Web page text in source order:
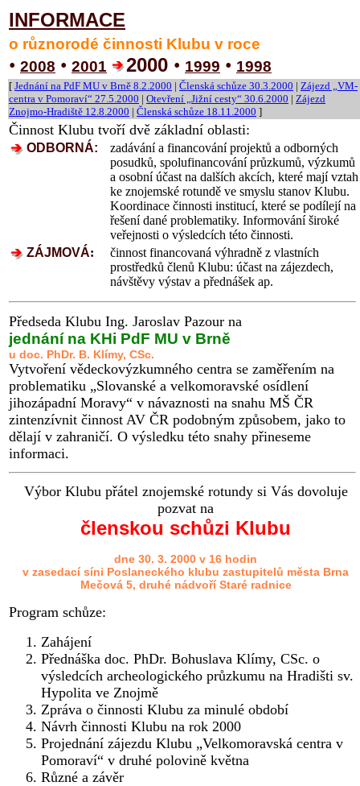
INFORMACE
o různorodé činnosti Klubu v roce
• 2008 • 2001 2000 • 1999 • 1998
[ Jednání na PdF MU v Brně 8.2.2000 | Členská schůze 30.3.2000 | Zájezd „VM-
centra v Pomoraví“ 27.5.2000 | Otevření „Jižní cesty“ 30.6.2000 | Zájezd
Znojmo-Hradiště 12.8.2000 | Členská schůze 18.11.2000 ]
Činnost Klubu tvoří dvě základní oblasti:
ODBORNÁ:
zadávání a financování projektů a odborných
posudků, spolufinancování průzkumů, výzkumů
a osobní účast na dalších akcích, které mají vztah
ke znojemské rotundě ve smyslu stanov Klubu.
Koordinace činnosti institucí, které se podílejí na
řešení dané problematiky. Informování široké
veřejnosti o výsledcích této činnosti.
ZÁJMOVÁ:
činnost financovaná výhradně z vlastních
prostředků členů Klubu: účast na zájezdech,
návštěvy výstav a přednášek ap.
Předseda Klubu Ing. Jaroslav Pazour na
jednání na KHi PdF MU v Brně
u doc. PhDr. B. Klímy, CSc.
Vytvoření vědeckovýzkumného centra se zaměřením na
problematiku „Slovanské a velkomoravské osídlení
jihozápadní Moravy“ v návaznosti na snahu MŠ ČR
zintenzívnit činnost AV ČR podobným způsobem, jako to
dělají v zahraničí. O výsledku této snahy přineseme
informaci.
Výbor Klubu přátel znojemské rotundy si Vás dovoluje
pozvat na
členskou schůzi Klubu
dne 30. 3. 2000 v 16 hodin
v zasedací síni Poslaneckého klubu zastupitelů města Brna
Mečová 5, druhé nádvoří Staré radnice
Program schůze:
Zahájení
Přednáška doc. PhDr. Bohuslava Klímy, CSc. o
výsledcích archeologického průzkumu na Hradišti sv.
Hypolita ve Znojmě
Zpráva o činnosti Klubu za minulé období
Návrh činnosti Klubu na rok 2000
Projednání zájezdu Klubu „Velkomoravská centra v
Pomoraví“ v druhé polovině května
Různé a závěr